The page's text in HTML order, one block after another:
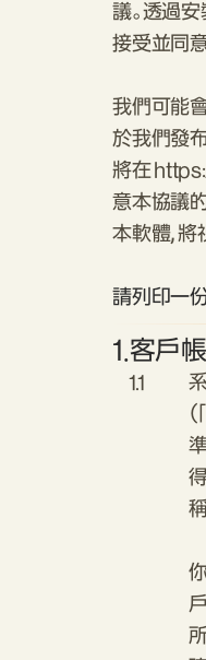
議。透過
接受並同
我們可能
於我們發
將在
意本協議
本軟體，
請列印一
1.客戶
1.1